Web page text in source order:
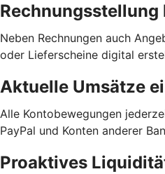
Neben Rechnungen auch
oder Lieferscheine digital
Aktuelle Umsätze
Alle Kontobewegungen
PayPal und Konten anderer
Proaktives